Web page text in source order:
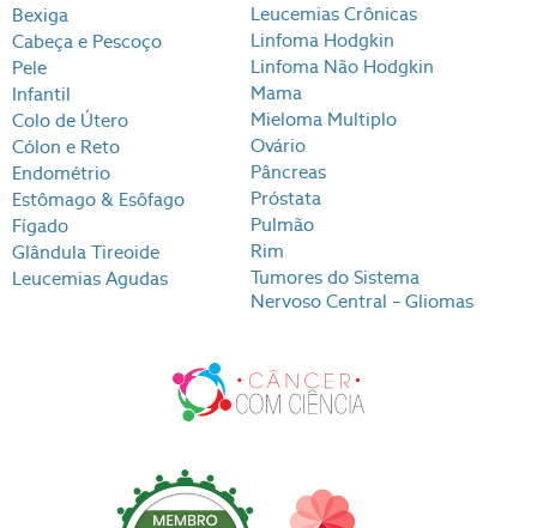
Bexiga
Cabeça e Pescoço
Pele
Infantil
Colo de Útero
Cólon e Reto
Endométrio
Estômago & Esôfago
Fígado
Glândula Tireoide
Leucemias Agudas
Leucemias Crônicas
Linfoma Hodgkin
Linfoma Não Hodgkin
Mama
Mieloma Multiplo
Ovário
Pâncreas
Próstata
Pulmão
Rim
Tumores do Sistema
Nervoso Central – Gliomas